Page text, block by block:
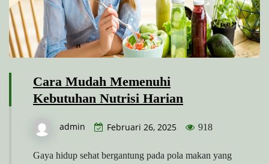
Cara Mudah Memenuhi
Kebutuhan Nutrisi Harian
admin Februari 26, 2025 918
Gaya hidup sehat bergantung pada pola makan yang